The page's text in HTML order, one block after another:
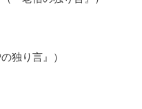
独り言』）